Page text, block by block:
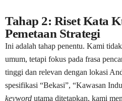
Tahap 2: Riset Kata
Pemetaan Strategi
Ini adalah tahap penentu. Kami
umum, tetapi fokus pada frasa
tinggi dan relevan dengan lokasi
spesifikasi “Bekasi”, “Kawasan
keyword utama ditetapkan, kami